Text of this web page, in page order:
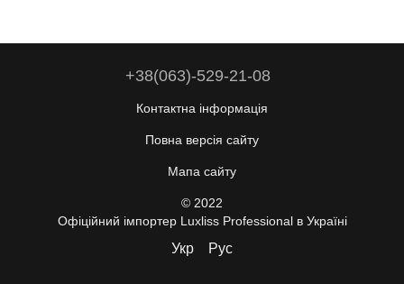
+38(063)-529-21-08
Контактна інформація
Повна версія сайту
Мапа сайту
© 2022
Офіційний імпортер Luxliss Professional в Україні
Укр Рус